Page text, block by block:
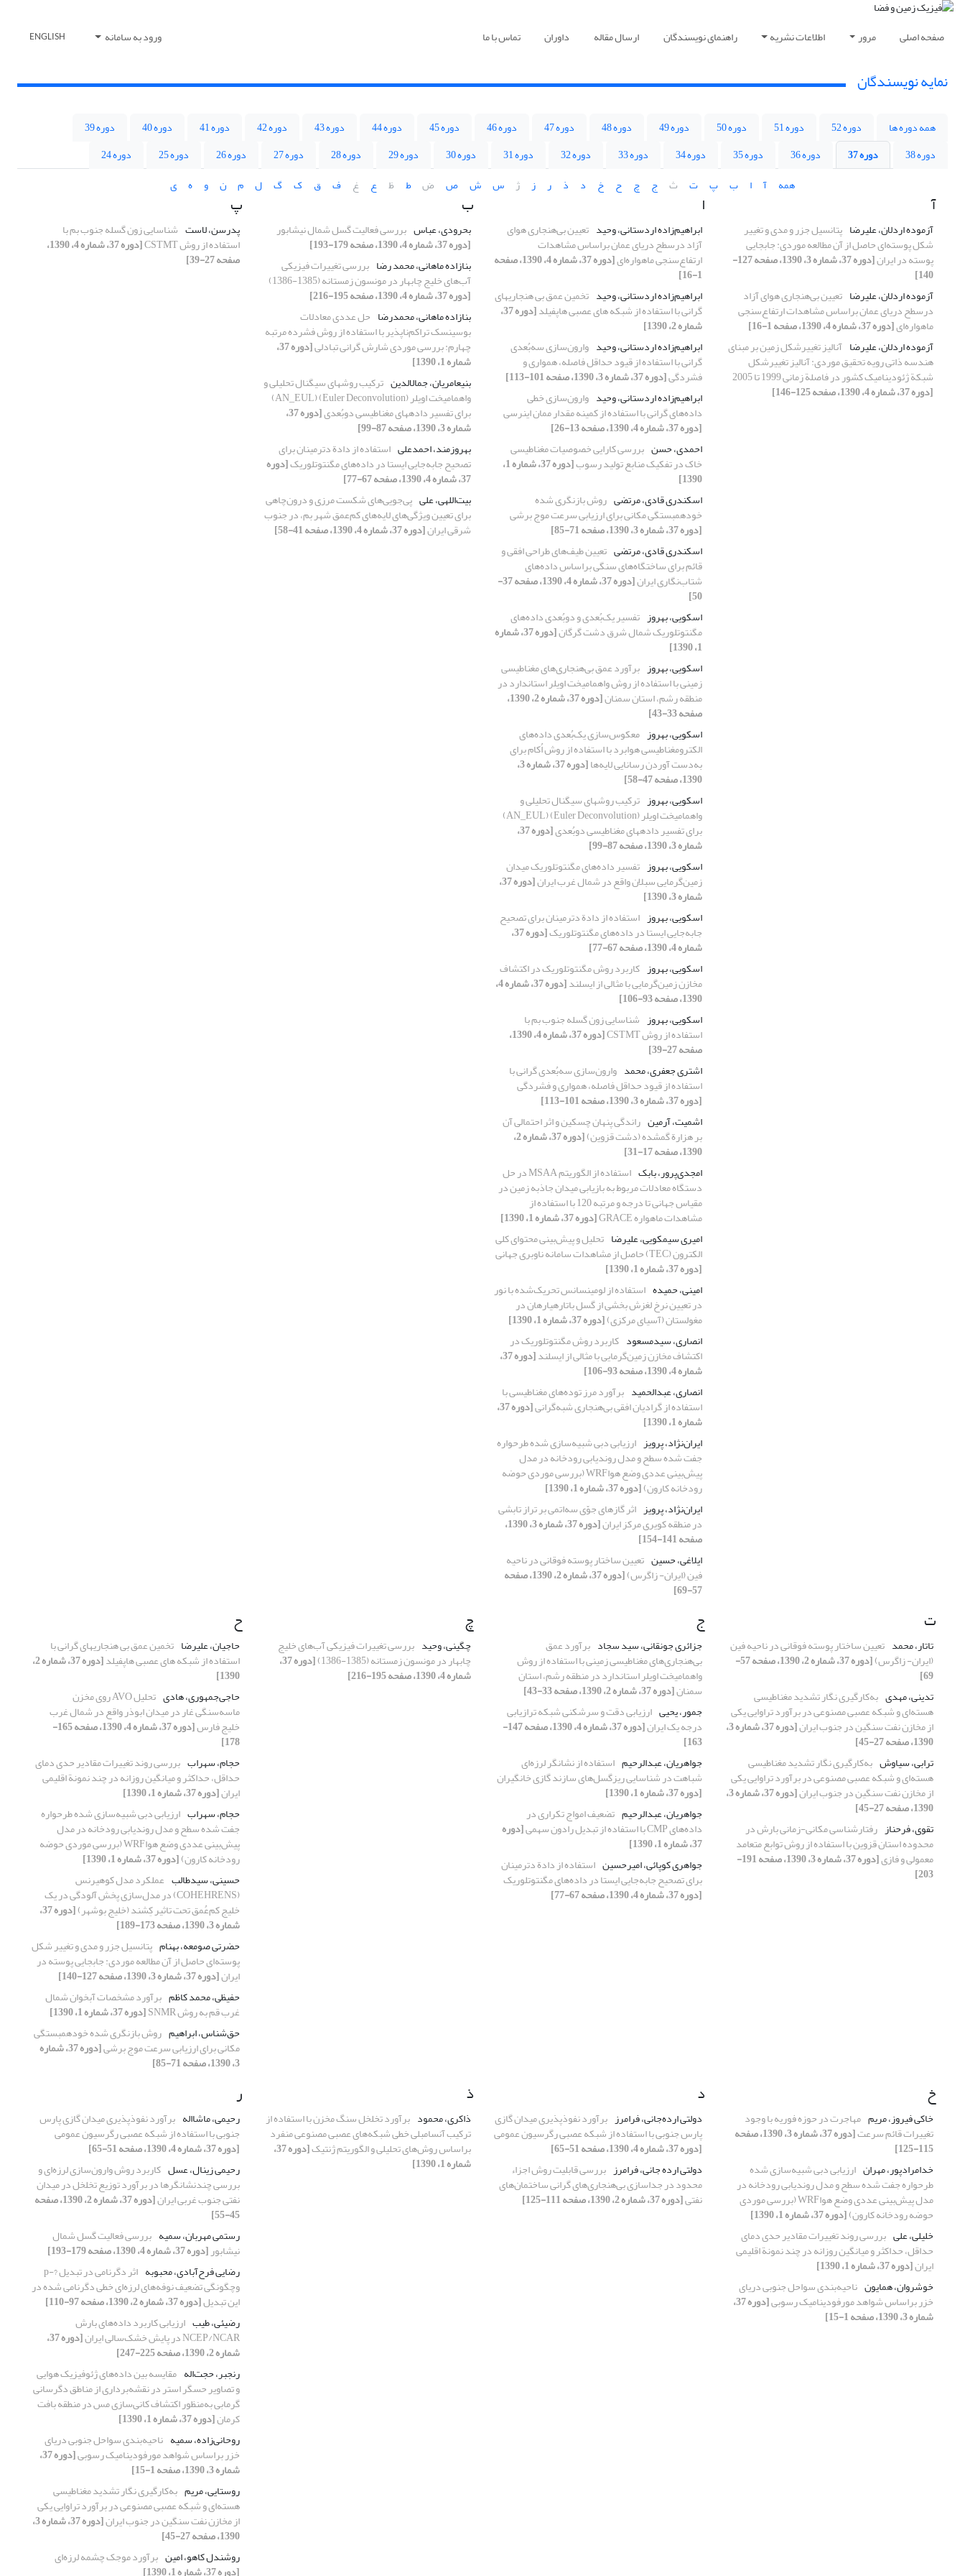
صفحه اصلی مرور اطلاعات نشریه راهنمای نویسندگان ارسال مقاله داوران تماس با ما ورود به سامانه ENGLISH
نمایه نویسندگان
همه دوره ها دوره 52 دوره 51 دوره 50 دوره 49 دوره 48 دوره 47 دوره 46 دوره 45 دوره 44 دوره 43 دوره 42 دوره 41 دوره 40
دوره 39
دوره 38
دوره 37 دوره 36 دوره 35 دوره 34 دوره 33 دوره 32 دوره 31 دوره 30 دوره 29 دوره 28 دوره 27 دوره 26 دوره 25
دوره 24
همه
آ ا ب پ ت ث ج چ ح خ د ذ ر ز ژ س ش ص ض ط ظ ع غ ف ق ک گ ل م ن و ه ی
آ
آزموده اردلان، علیرضا پتانسیل جزر و مدی و تغییر
شکل پوسته‌ای حاصل از آن مطالعه موردی: جابجایی
پوسته در ایران [دوره 37، شماره 3، 1390، صفحه 127-
140]
آزموده اردلان، علیرضا تعیین بی‌هنجاری‌‌ هوای آزاد
درسطح دریای عمان براساس مشاهدات ارتفاع‌سنجی‌‌
ماهواره‌‌ای[دوره 37، شماره 4، 1390، صفحه 1-16]
آزموده اردلان، علیرضا آنالیز تغییرشکل زمین بر مبنای
هندسه ذاتی رویه تحقیق موردی: آنالیز تغییرشکل
شبکة ژئودینامیک کشور در فاصلة زمانی 1999 تا 2005
[دوره 37، شماره 4، 1390، صفحه 125-146]
ا
ابراهیم‌‌زاده اردستانی، وحید تعیین بی‌هنجاری‌‌ هوای
آزاد درسطح دریای عمان براساس مشاهدات
ارتفاع‌سنجی‌‌ ماهواره‌‌ای [دوره 37، شماره 4، 1390، صفحه
1-16]
ابراهیم‌زاده اردستانی، وحید تخمین عمق بی هنجاریهای
گرانی با استفاده از شبکه های عصبی هاپفیلد [دوره 37،
شماره 2، 1390]
ابراهیم‌زاده اردستانی، وحید وارون‌سازی سه‌بُعدی
گرانی با استفاده از قیود حداقل فاصله، همواری و
فشردگی[دوره 37، شماره 3، 1390، صفحه 101-113]
ابراهیم‌زاده اردستانی، وحید وارون‌سازی خطی
داده‌های گرانی با استفاده از کمینه مقدار ممان اینرسی
[دوره 37، شماره 4، 1390، صفحه 13-26]
احمدی، حسن بررسی کارایی خصوصیات مغناطیسی
خاک در تفکیک منابع تولید رسوب [دوره 37، شماره 1،
1390]
اسکندری قادی، مرتضی روش بازنگری شده
خودهمبستگی مکانی برای ارزیابی سرعت موج برشی
[دوره 37، شماره 3، 1390، صفحه 71-85]
اسکندری قادی، مرتضی تعیین طیف‌های طراحی افقی و
قائم برای ساختگاه‌های سنگی براساس داده‌های
شتاب‌نگاری ایران [دوره 37، شماره 4، 1390، صفحه 37-
50]
اسکویی، بهروز تفسیر یک‌بُعدی و دو‌بُعدی داده‌‌های
مگنتوتلوریک شمال شرق دشت گرگان [دوره 37، شماره
1، 1390]
اسکویی، بهروز برآورد عمق بی‌هنجاری‌‌های مغناطیسی
زمینی با استفاده از روش واهمامیخت اویلر استاندارد در
منطقه رشم، استان سمنان [دوره 37، شماره 2، 1390،
صفحه 33-43]
اسکویی، بهروز معکوس‌سازی یک‌بُعدی داده‌های
الکترومغناطیسی هوابرد با استفاده از روش اُکام برای
به‌دست آوردن رسانایی لایه‌ها [دوره 37، شماره 3،
1390، صفحه 47-58]
اسکویی، بهروز ترکیب روش‏های سیگنال تحلیلی و
واهمامیخت اویلر (Euler Deconvolution) (AN_EUL)
برای تفسیر داده‏های مغناطیسی دوبُعدی [دوره 37،
شماره 3، 1390، صفحه 87-99]
اسکویی، بهروز تفسیر داده‌‌های مگنتوتلوریک میدان
زمین‌‌گرمایی سبلان واقع در شمال غرب ایران [دوره 37،
شماره 3، 1390]
اسکویی، بهروز استفاده از دادة دترمینان برای تصحیح
جابه‌جایی ‌‌‌ایستا در داده‌های مگنتوتلوریک [دوره 37،
شماره 4، 1390، صفحه 67-77]
اسکویی، بهروز کاربرد روش مگنتوتلوریک در اکتشاف
مخازن زمین‌گرمایی با مثالی از ایسلند [دوره 37، شماره 4،
1390، صفحه 93-106]
اسکویی، بهروز شناسایی زون گسله جنوب بم با
استفاده از روش CSTMT [دوره 37، شماره 4، 1390،
صفحه 27-39]
اشتری جعفری، محمد وارون‌سازی سه‌بُعدی گرانی با
استفاده از قیود حداقل فاصله، همواری و فشردگی
[دوره 37، شماره 3، 1390، صفحه 101-113]
اشمیت، آرمین راندگی پنهان چسکین و اثر احتمالی آن
بر هزارة گمشده (دشت قزوین) [دوره 37، شماره 2،
1390، صفحه 17-31]
امجدی‌پرور، بابک
استفاده از الگوریتم MSAA در حل
دستگاه معادلات مربوط به بازیابی میدان جاذبه زمین در
مقیاس جهانی تا درجه و مرتبه 120 با استفاده از
مشاهدات ماهواره GRACE
[دوره 37، شماره 1، 1390]
امیری سیمکویی، علیرضا تحلیل و پیش‌بینی محتوای کلی
الکترون (TEC) حاصل از مشاهدات سامانه ناوبری جهانی
[دوره 37، شماره 1، 1390]
امینی، حمیده استفاده از لومینسانس تحریک‌شده با نور
در تعیین نرخ ‌لغزش بخشی از گسل باتارهیارهان در
مغولستان (آسیای مرکزی)[دوره 37، شماره 1، 1390]
انصاری، سیدمسعود کاربرد روش مگنتوتلوریک در
اکتشاف مخازن زمین‌گرمایی با مثالی از ایسلند [دوره 37،
شماره 4، 1390، صفحه 93-106]
انصاری، عبدالحمید برآورد مرز توده‌های مغناطیسی با
استفاده از گرادیان افقی بی‌هنجاری شبه‌گرانی [دوره 37،
شماره 1، 1390]
ایران‌نژاد، پرویز ارزیابی دبی شبیه‌‌سازی شده طرحواره
جفت شده سطح و مدل روندیابی رودخانه در مدل
پیش‌بینی عددی وضع هواWRF (بررسی موردی حوضه
رودخانه کارون)[دوره 37، شماره 1، 1390]
ایران‌نژاد، پرویز اثر گازهای جوّی سه‌اتمی ‌بر تراز تابشی
در منطقه کویری مرکز ایران [دوره 37، شماره 3، 1390،
صفحه 141-154]
ایلاغی، حسین تعیین ساختار پوسته فوقانی در ناحیه
فین (ایران- زاگرس) [دوره 37، شماره 2، 1390، صفحه
57-69]
ب
بحرودی، عباس بررسی فعالیت گسل شمال نیشابور
[دوره 37، شماره 4، 1390، صفحه 179-193]
بنازاده ماهانی، محمد رضا بررسی تغییرات فیزیکی
آب‌های خلیج چابهار در مونسون زمستانه (1385-1386)
[دوره 37، شماره 4، 1390، صفحه 195-216]
بنازاده ماهانی، محمدرضا حل عددی معادلات
بوسینسک تراکم‌ناپذیر با استفاده از روش فشرده مرتبه
چهارم: بررسی موردی شارش گرانی تبادلی [دوره 37،
شماره 1، 1390]
بنی‏عامریان، جمال‏الدین ترکیب روش‏های سیگنال تحلیلی و
واهمامیخت اویلر (Euler Deconvolution) (AN_EUL)
برای تفسیر داده‏های مغناطیسی دوبُعدی [دوره 37،
شماره 3، 1390، صفحه 87-99]
بهروزمند، احمد‌علی استفاده از دادة دترمینان برای
تصحیح جابه‌جایی ‌‌‌ایستا در داده‌های مگنتوتلوریک[دوره
37، شماره 4، 1390، صفحه 67-77]
بیت‌‌اللهی، علی پی‌‌جویی‌‌های شکست مرزی و درون‌‌چاهی
برای تعیین ویژگی‌های لایه‌‌های کم‌‌عمق شهر بم، در جنوب
شرقی ایران[دوره 37، شماره 4، 1390، صفحه 41-58]
پ
پدرسن، لاست شناسایی زون گسله جنوب بم با
استفاده از روش CSTMT [دوره 37، شماره 4، 1390،
صفحه 27-39]
ت
تاتار، محمد تعیین ساختار پوسته فوقانی در ناحیه فین
(ایران- زاگرس) [دوره 37، شماره 2، 1390، صفحه 57-
69]
تدینی، مهدی به‌کارگیری نگار تشدید مغناطیسی
هسته‌ای و شبکه عصبی مصنوعی در برآورد تراوایی یکی
از مخازن نفت سنگین در جنوب ایران [دوره 37، شماره 3،
1390، صفحه 27-45]
ترابی، سیاوش به‌کارگیری نگار تشدید مغناطیسی
هسته‌ای و شبکه عصبی مصنوعی در برآورد تراوایی یکی
از مخازن نفت سنگین در جنوب ایران [دوره 37، شماره 3،
1390، صفحه 27-45]
تقوی، فرحناز رفتارشناسی مکانی-زمانی بارش در
محدوده استان قزوین با استفاده از روش توابع متعامد
معمولی و فازی [دوره 37، شماره 3، 1390، صفحه 191-
203]
ج
جزائری جونقانی، سید سجاد برآورد عمق
بی‌هنجاری‌‌های مغناطیسی زمینی با استفاده از روش
واهمامیخت اویلر استاندارد در منطقه رشم، استان
سمنان[دوره 37، شماره 2، 1390، صفحه 33-43]
جمور، یحیی ارزیابی دقت و سرشکنی شبکه ترازیابی
درجه ‌‌یک ایران [دوره 37، شماره 4، 1390، صفحه 147-
163]
جواهریان، عبدالرحیم استفاده از نشانگر لرزه‌ای
شباهت در شناسایی ریزگسل‌های سازند گازی خانگیران
[دوره 37، شماره 1، 1390]
جواهریان، عبدالرحیم تضعیف امواج تکراری در
داده‌های CMP با استفاده از تبدیل رادون سهمی [دوره
37، شماره 1، 1390]
جواهری کوپائی، امیرحسین استفاده از دادة دترمینان
برای تصحیح جابه‌جایی ‌‌‌ایستا در داده‌های مگنتوتلوریک
[دوره 37، شماره 4، 1390، صفحه 67-77]
چ
چگینی، وحید بررسی تغییرات فیزیکی آب‌های خلیج
چابهار در مونسون زمستانه (1385-1386) [دوره 37،
شماره 4، 1390، صفحه 195-216]
ح
حاجیان، علیرضا تخمین عمق بی هنجاریهای گرانی با
استفاده از شبکه های عصبی هاپفیلد [دوره 37، شماره 2،
1390]
حاجی‌‌جمهوری، هادی
تحلیل AVO روی مخزن
ماسه‌سنگی غار در میدان ابوذر واقع در شمال غرب
خلیج فارس [دوره 37، شماره 4، 1390، صفحه 165-
178]
حجام، سهراب بررسی روند تغییرات مقادیر حدی دمای
حداقل، حداکثر و میانگین روزانه در چند نمونة اقلیمی
ایران[دوره 37، شماره 1، 1390]
حجام، سهراب ارزیابی دبی شبیه‌‌سازی شده طرحواره
جفت شده سطح و مدل روندیابی رودخانه در مدل
پیش‌بینی عددی وضع هواWRF (بررسی موردی حوضه
رودخانه کارون)[دوره 37، شماره 1، 1390]
حسینی، سیدطالب عملکرد مدل کوهیرنس
(COHEHRENS) در مدل‌سازی پخش آلودگی در یک
خلیج کم‌‌عُمق تحت تاثیر کِشند (خلیج بوشهر) [دوره 37،
شماره 3، 1390، صفحه 173-189]
حضرتی صومعه، بهنام پتانسیل جزر و مدی و تغییر شکل
پوسته‌ای حاصل از آن مطالعه موردی: جابجایی پوسته در
ایران[دوره 37، شماره 3، 1390، صفحه 127-140]
حفیظی، محمد کاظم برآورد مشخصات آبخوان شمال
غرب قم به روش SNMR
[دوره 37، شماره 1، 1390]
حق‌شناس، ابراهیم روش بازنگری شده خودهمبستگی
مکانی برای ارزیابی سرعت موج برشی [دوره 37، شماره
3، 1390، صفحه 71-85]
خ
خاکی فیروز، مریم مهاجرت در حوزه فوریه با وجود
تغییرات قائم سرعت [دوره 37، شماره 3، 1390، صفحه
115-125]
خدامرادپور، مهران ارزیابی دبی شبیه‌‌سازی شده
طرحواره جفت شده سطح و مدل روندیابی رودخانه در
مدل پیش‌بینی عددی وضع هواWRF (بررسی موردی
حوضه رودخانه کارون)[دوره 37، شماره 1، 1390]
خلیلی، علی بررسی روند تغییرات مقادیر حدی دمای
حداقل، حداکثر و میانگین روزانه در چند نمونة اقلیمی
ایران[دوره 37، شماره 1، 1390]
خوشروان، همایون ناحیه‌بندی سواحل جنوبی دریای
خزر براساس شواهد مورفودینامیک رسوبی [دوره 37،
شماره 3، 1390، صفحه 1-15]
د
دولتی ارده‌‌جانی، فرامرز برآورد نفوذپذیری میدان گازی
پارس جنوبی با استفاده از شبکه عصبی رگرسیون عمومی
[دوره 37، شماره 4، 1390، صفحه 51-65]
دولتی ارده جانی، فرامرز بررسی قابلیت روش اجزاء
محدود در جداسازی بی‌هنجاری‌‌های گرانی ساختمان‌‌های
نفتی[دوره 37، شماره 2، 1390، صفحه 111-125]
ذ
ذاکری، محمود برآورد تخلخل سنگ مخزن با استفاده از
ترکیب آنسامبلی خطی شبکه‌های عصبی مصنوعی منفرد
براساس روش‌های تحلیلی و الگوریتم ژنتیک [دوره 37،
شماره 1، 1390]
ر
رحیمی، ماشااله برآورد نفوذپذیری میدان گازی پارس
جنوبی با استفاده از شبکه عصبی رگرسیون عمومی
[دوره 37، شماره 4، 1390، صفحه 51-65]
رحیمی زینال، عسل کاربرد روش وارون‌سازی لرزه‌ای و
بررسی چندنشانگرها در برآورد توزیع تخلخل در میدان
نفتی جنوب غربی ایران [دوره 37، شماره 2، 1390، صفحه
45-55]
رستمی مهربان، سمیه بررسی فعالیت گسل شمال
نیشابور[دوره 37، شماره 4، 1390، صفحه 179-193]
رضایی فرح‌‌آبادی، محبوبه
اثر دگرنامی در تبدیل ?-p
وچگونگی تضعیف نوفه‌‌های لرزه‌‌‌ای خطی دگرنامی شده در
این تبدیل[دوره 37، شماره 2، 1390، صفحه 97-110]
رضیئی، طیب ارزیابی کاربرد داده‌‌های بارش
NCEP/NCAR در پایش خشک‌سالی ایران [دوره 37،
شماره 2، 1390، صفحه 225-247]
رنجبر، حجت‌‌اله مقایسه بین داده‌‌های ژئوفیزیک هوایی
و تصاویر حسگر استر در نقشه‌برداری از مناطق دگرسانی
گرمابی به‌‌منظور اکتشاف کانی‌‌سازی مس در منطقه بافت
کرمان[دوره 37، شماره 1، 1390]
روحانی‌زاده، سمیه ناحیه‌بندی سواحل جنوبی دریای
خزر براساس شواهد مورفودینامیک رسوبی [دوره 37،
شماره 3، 1390، صفحه 1-15]
روستایی، مریم به‌کارگیری نگار تشدید مغناطیسی
هسته‌ای و شبکه عصبی مصنوعی در برآورد تراوایی یکی
از مخازن نفت سنگین در جنوب ایران [دوره 37، شماره 3،
1390، صفحه 27-45]
روشندل کاهو، امین برآورد موجک چشمه لرزه‌ای
[دوره 37، شماره 1، 1390]